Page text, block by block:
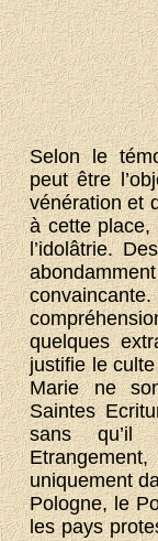
Selon le
peut être
vénération et
à cette place,
l’idolâtrie.
quelques
justifie le
Marie ne
Saintes
sans qu’il
uniquement
Pologne, le
les pays